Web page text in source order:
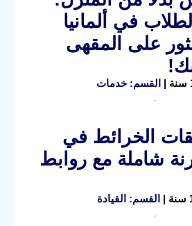
في ألمانيا
على المقهى
القسم: خدمات
الخرائط في
شاملة مع روابط
القسم: القيادة